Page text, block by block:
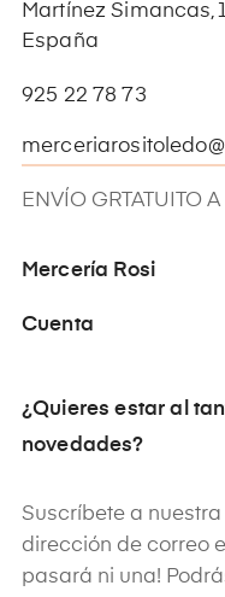
Martínez
España
925 22 78 73
ENVÍO GRTATUITO
Mercería Rosi
Cuenta
¿Quieres estar al
novedades?
Suscríbete a
dirección de correo
pasará ni una!